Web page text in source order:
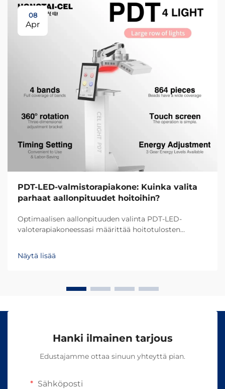
08
Apr
PDT-LED-valmistorapiakone: Kuinka valita
parhaat aallonpituudet hoitoihin?
Optimaalisen aallonpituuden valinta PDT-LED-
valoterapiakoneessasi määrittää hoitotulosten
aallonpituudet tunkeutuvat ihoon eri syvyyksiin ja
aiheuttavat erilaisia biologisia reaktioita, mikä tekee...
Näytä lisää
Hanki ilmainen tarjous
Edustajamme ottaa sinuun yhteyttä pian.
Sähköposti